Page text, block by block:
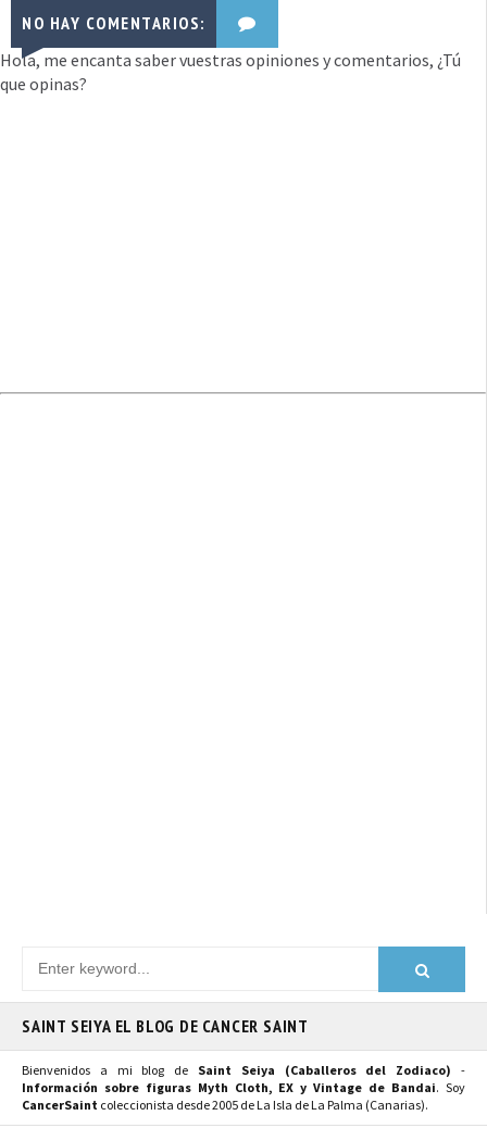
NO HAY COMENTARIOS:
Hola, me encanta saber vuestras opiniones y comentarios, ¿Tú
que opinas?
SAINT SEIYA EL BLOG DE CANCER SAINT
Bienvenidos a mi blog de Saint Seiya (Caballeros del Zodiaco) -
Información sobre figuras Myth Cloth, EX y Vintage de Bandai. Soy
CancerSaint coleccionista desde 2005 de La Isla de La Palma (Canarias).